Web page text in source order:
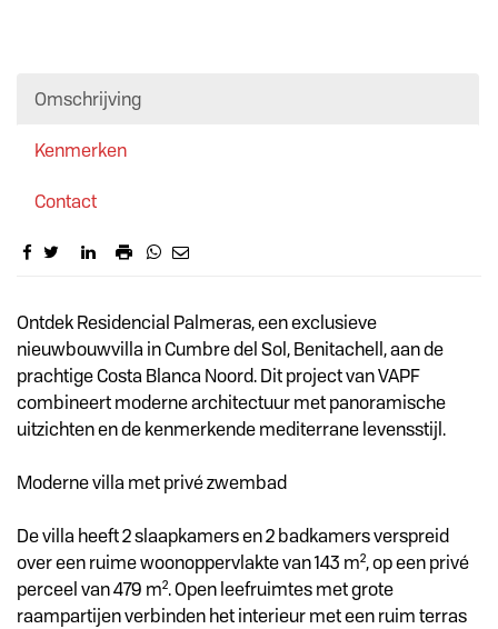
Omschrijving
Kenmerken
Contact
Omschrijving
Ontdek Residencial Palmeras, een exclusieve
nieuwbouwvilla in Cumbre del Sol, Benitachell, aan de
prachtige Costa Blanca Noord. Dit project van VAPF
combineert moderne architectuur met panoramische
uitzichten en de kenmerkende mediterrane levensstijl.
Moderne villa met privé zwembad
De villa heeft 2 slaapkamers en 2 badkamers verspreid
over een ruime woonoppervlakte van 143 m², op een privé
perceel van 479 m². Open leefruimtes met grote
raampartijen verbinden het interieur met een ruim terras